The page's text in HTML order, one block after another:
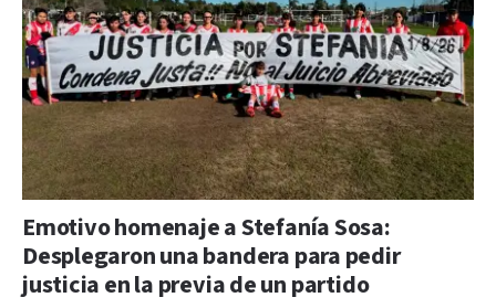
Emotivo homenaje a Stefanía Sosa:
Desplegaron una bandera para pedir
justicia en la previa de un partido